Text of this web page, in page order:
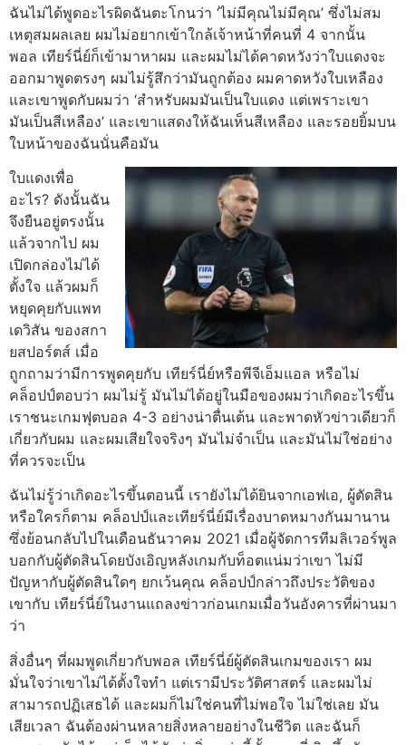
ฉันไม่ได้พูดอะไรผิดฉันตะโกนว่า ‘ไม่มีคุณไม่มีคุณ’ ซึ่งไม่สม
เหตุสมผลเลย ผมไม่อยากเข้าใกล้เจ้าหน้าที่คนที่ 4 จากนั้น
พอล เทียร์นี่ย์ก็เข้ามาหาผม และผมไม่ได้คาดหวังว่าใบแดงจะ
ออกมาพูดตรงๆ ผมไม่รู้สึกว่ามันถูกต้อง ผมคาดหวังใบเหลือง
และเขาพูดกับผมว่า ‘สําหรับผมมันเป็นใบแดง แต่เพราะเขา
มันเป็นสีเหลือง’ และเขาแสดงให้ฉันเห็นสีเหลือง และรอยยิ้มบน
ใบหน้าของฉันนั่นคือมัน
ใบแดงเพื่อ
อะไร? ดังนั้นฉัน
จึงยืนอยู่ตรงนั้น
แล้วจากไป ผม
เปิดกล่องไม่ได้
ตั้งใจ แล้วผมก็
หยุดคุยกับแพท
เดวิสัน ของสกา
ยสปอร์ตส์ เมื่อ
ถูกถามว่ามีการพูดคุยกับ เทียร์นี่ย์หรือพีจีเอ็มแอล หรือไม่
คล็อปป์ตอบว่า ผมไม่รู้ มันไม่ได้อยู่ในมือของผมว่าเกิดอะไรขึ้น
เราชนะเกมฟุตบอล 4-3 อย่างน่าตื่นเต้น และพาดหัวข่าวเดียวก็
เกี่ยวกับผม และผมเสียใจจริงๆ มันไม่จําเป็น และมันไม่ใช่อย่าง
ที่ควรจะเป็น
ฉันไม่รู้ว่าเกิดอะไรขึ้นตอนนี้ เรายังไม่ได้ยินจากเอฟเอ, ผู้ตัดสิน
หรือใครก็ตาม คล็อปป์และเทียร์นี่ย์มีเรื่องบาดหมางกันมานาน
ซึ่งย้อนกลับไปในเดือนธันวาคม 2021 เมื่อผู้จัดการทีมลิเวอร์พูล
บอกกับผู้ตัดสินโดยบังเอิญหลังเกมกับท็อตแน่มว่าเขา ไม่มี
ปัญหากับผู้ตัดสินใดๆ ยกเว้นคุณ คล็อปป์กล่าวถึงประวัติของ
เขากับ เทียร์นี่ย์ในงานแถลงข่าวก่อนเกมเมื่อวันอังคารที่ผ่านมา
ว่า
สิ่งอื่นๆ ที่ผมพูดเกี่ยวกับพอล เทียร์นี่ย์ผู้ตัดสินเกมของเรา ผม
มั่นใจว่าเขาไม่ได้ตั้งใจทํา แต่เรามีประวัติศาสตร์ และผมไม่
สามารถปฏิเสธได้ และผมก็ไม่ใช่คนที่ไม่พอใจ ไม่ใช่เลย มัน
เสียเวลา ฉันต้องผ่านหลายสิ่งหลายอย่างในชีวิต และฉันก็